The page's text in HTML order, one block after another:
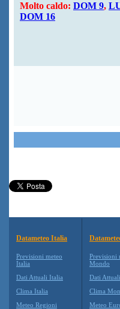
Molto caldo: DOM 9,
DOM 16
Datameteo Italia
Previsioni meteo
Italia
Dati Attuali Italia
Clima Italia
Meteo Regioni
Previsioni
Mondo
Dati
Clima
Meteo